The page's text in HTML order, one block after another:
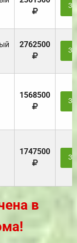
2762500
1568500
1747500
в